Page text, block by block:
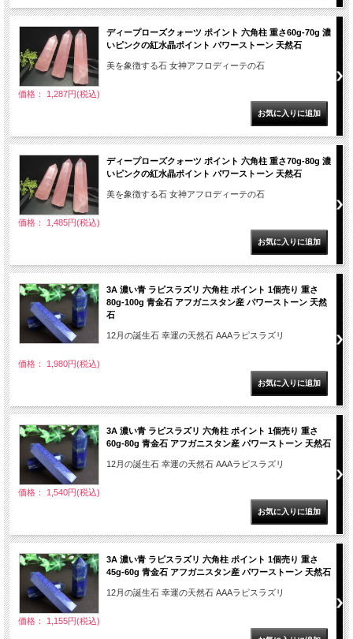
ディープローズクォーツ ポイント 六角柱 重さ60g-70g 濃
いピンクの紅水晶ポイント パワーストーン 天然石
美を象徴する石 女神アフロディーテの石
価格： 1,287円(税込)
ディープローズクォーツ ポイント 六角柱 重さ70g-80g 濃
いピンクの紅水晶ポイント パワーストーン 天然石
美を象徴する石 女神アフロディーテの石
価格： 1,485円(税込)
3A 濃い青 ラピスラズリ 六角柱 ポイント 1個売り 重さ
80g-100g 青金石 アフガニスタン産 パワーストーン 天然
石
12月の誕生石 幸運の天然石 AAAラピスラズリ
価格： 1,980円(税込)
3A 濃い青 ラピスラズリ 六角柱 ポイント 1個売り 重さ
60g-80g 青金石 アフガニスタン産 パワーストーン 天然石
12月の誕生石 幸運の天然石 AAAラピスラズリ
価格： 1,540円(税込)
3A 濃い青 ラピスラズリ 六角柱 ポイント 1個売り 重さ
45g-60g 青金石 アフガニスタン産 パワーストーン 天然石
12月の誕生石 幸運の天然石 AAAラピスラズリ
価格： 1,155円(税込)